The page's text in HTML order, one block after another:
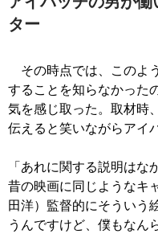
ター
その時点では、このよ
することを知らなかった
気を感じ取った。取材時
伝えると笑いながらアイ
「あれに関する説明はな
昔の映画に同じようなキ
田洋）監督的にそういう
うんですけど、僕もなん